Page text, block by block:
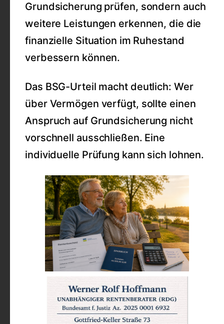
Grundsicherung prüfen, sondern auch
weitere Leistungen erkennen, die die
finanzielle Situation im Ruhestand
verbessern können.
Das BSG-Urteil macht deutlich: Wer
über Vermögen verfügt, sollte einen
Anspruch auf Grundsicherung nicht
vorschnell ausschließen. Eine
individuelle Prüfung kann sich lohnen.